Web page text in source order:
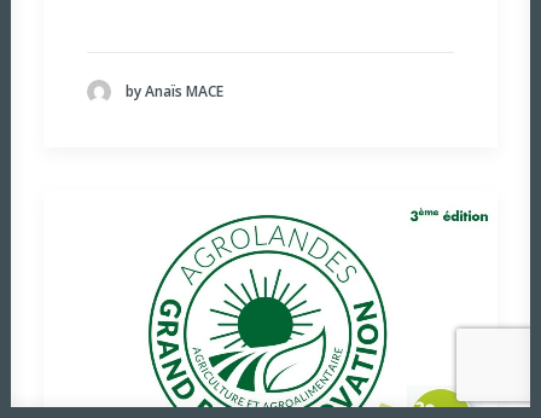
by Anaïs MACE